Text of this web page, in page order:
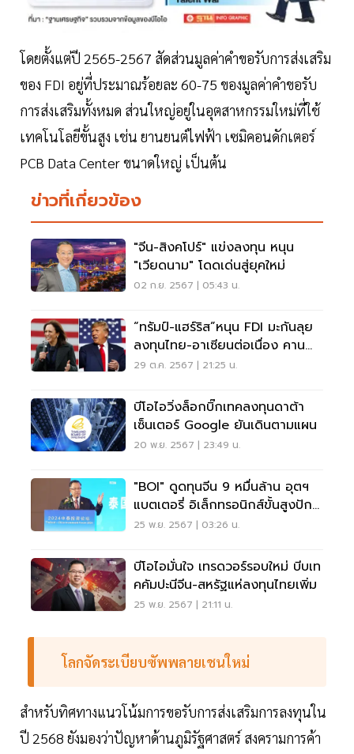
โดยตั้งแต่ปี 2565-2567 สัดส่วนมูลค่าคำขอรับการส่งเสริม
ของ FDI อยู่ที่ประมาณร้อยละ 60-75 ของมูลค่าคำขอรับ
การส่งเสริมทั้งหมด ส่วนใหญ่อยู่ในอุตสาหกรรมใหม่ที่ใช้
เทคโนโลยีขั้นสูง เช่น ยานยนต์ไฟฟ้า เซมิคอนดักเตอร์
PCB Data Center ขนาดใหญ่ เป็นต้น
ข่าวที่เกี่ยวข้อง
"จีน-สิงคโปร์" แข่งลงทุน หนุน
"เวียดนาม" โดดเด่นสู่ยุคใหม่
02 ก.ย. 2567 | 05:43 น.
“ทรัมป์-แฮร์ริส”หนุน FDI มะกันลุย
ลงทุนไทย-อาเซียนต่อเนื่อง คาน
อำนาจจีน
29 ต.ค. 2567 | 21:25 น.
บีโอไอวิ่งล็อกบิ๊กเทคลงทุนดาต้า
เซ็นเตอร์ Google ยันเดินตามแผน
20 พ.ย. 2567 | 23:49 น.
"BOI" ดูดทุนจีน 9 หมื่นล้าน อุตฯ
แบตเตอรี่ อิเล็กทรอนิกส์ขั้นสูงปัก
ฐานไทย
25 พ.ย. 2567 | 03:26 น.
บีโอไอมั่นใจ เทรดวอร์รอบใหม่ บีบเท
คคัมปะนีจีน-สหรัฐแห่ลงทุนไทยเพิ่ม
25 พ.ย. 2567 | 21:11 น.
โลกจัดระเบียบซัพพลายเชนใหม่
สำหรับทิศทางแนวโน้มการขอรับการส่งเสริมการลงทุนใน
ปี 2568 ยังมองว่าปัญหาด้านภูมิรัฐศาสตร์ สงครามการค้า